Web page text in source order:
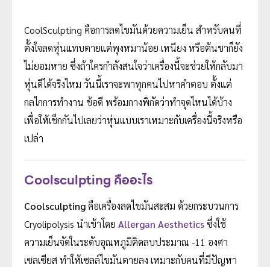
CoolSculpting คือการลดไขมันด้วยความเย็น สำหรับคนที่
ตั้งใจลดหุ่นแทบตายแต่พุงหมาน้อย เหนียง หรือต้นขาก็ยัง
ไม่ยอมหาย ซึ่งถ้าใครกำลังสนใจว่าเครื่องนี้จะช่วยให้กลับมา
หุ่นดีได้จริงไหม วันนี้เราจะพาทุกคนไปหาคำตอบ ตั้งแต่
กลไกการทำงาน ข้อดี พร้อมกางพิกัดว่าทำจุดไหนได้บ้าง
เพื่อให้เช็กกันไปเลยว่าหุ่นแบบเราเหมาะกับเครื่องนี้จริงหรือ
เปล่า
Coolsculpting คืออะไร
Coolsculptingคือเครื่องลดไขมันสะสม ด้วยกระบวนการ
Cryolipolysis นำเข้าโดย Allergan Aestheticsซึ่งใช้
ความเย็นจัดในระดับอุณหภูมิติดลบประมาณ -11 องศา
เซลเซียส ทำให้เซลล์ไขมันตายลง เหมาะกับคนที่มีปัญหา